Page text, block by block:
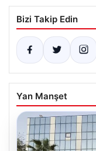
Bizi Takip Edin
Yan Manşet